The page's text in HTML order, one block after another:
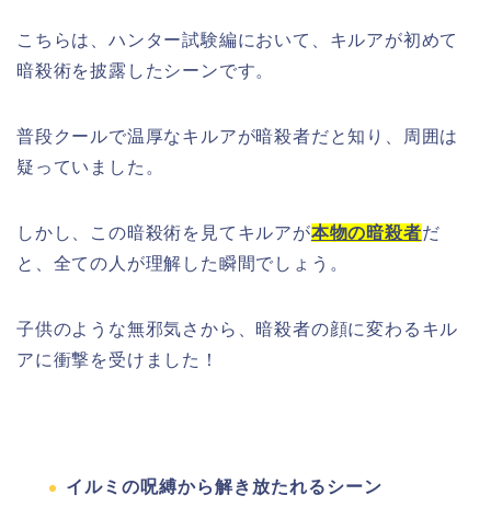
こちらは、ハンター試験編において、キルアが初めて
暗殺術を披露したシーンです。
普段クールで温厚なキルアが暗殺者だと知り、周囲は
疑っていました。
しかし、この暗殺術を見てキルアが本物の暗殺者だ
と、全ての人が理解した瞬間でしょう。
子供のような無邪気さから、暗殺者の顔に変わるキル
アに衝撃を受けました！
イルミの呪縛から解き放たれるシーン